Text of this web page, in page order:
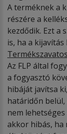
A terméknek a
részére a
kezdődik. Ezt a
is, ha a
Az FLP által
a fogyasztó
hibáját javítsa
határidőn
nem
akkor hibás, ha